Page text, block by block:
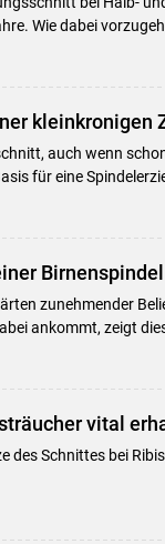
Wie dabei
kleinkronigen
auch wenn
für eine
Birnenspindel
zunehmender
ankommt, zeigt
vital
des Schnittes bei